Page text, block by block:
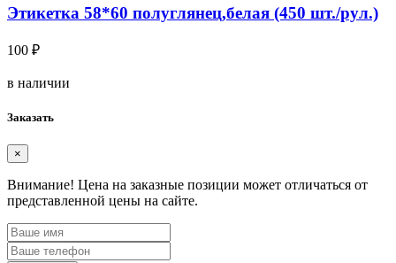
Этикетка 58*60 полуглянец,белая (450 шт./рул.)
100 ₽
в наличии
Заказать
×
Внимание! Цена на заказные позиции может отличаться от
представленной цены на сайте.